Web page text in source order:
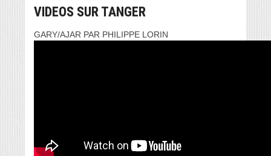
VIDEOS SUR TANGER
GARY/AJAR PAR PHILIPPE LORIN